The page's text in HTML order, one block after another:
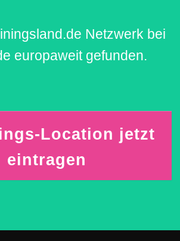
Netzwerk bei
europaweit gefunden.
Location jetzt
eintragen